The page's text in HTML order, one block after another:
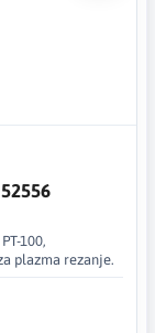
100,
plazma rezanje.